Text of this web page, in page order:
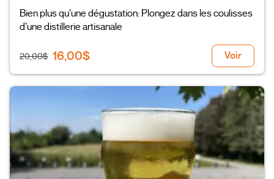
Bien plus qu’une dégustation: Plongez dans les coulisses
d’une distillerie artisanale
20,00$ 16,00$ Voir